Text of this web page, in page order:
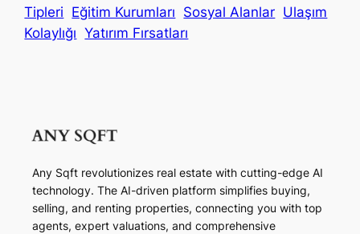
Tipleri Eğitim Kurumları Sosyal Alanlar Ulaşım
Kolaylığı Yatırım Fırsatları
Any Sqft revolutionizes real estate with cutting-edge AI
technology. The AI-driven platform simplifies buying,
selling, and renting properties, connecting you with top
agents, expert valuations, and comprehensive